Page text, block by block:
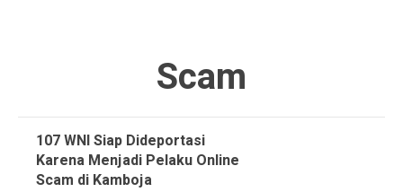
Scam
107 WNI Siap Dideportasi
Karena Menjadi Pelaku Online
Scam di Kamboja